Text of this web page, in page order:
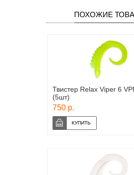
ПОХОЖИЕ
Твистер Relax Viper 6
(5шт)
750 р.